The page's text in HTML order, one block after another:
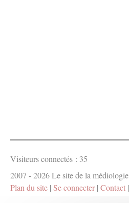
Visiteurs connectés : 35
2007 - 2026 Le site de la médiologie
Plan du site | Se connecter| Contact |